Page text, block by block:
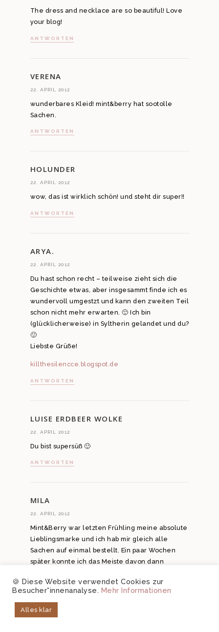
The dress and necklace are so beautiful! Love
your blog!
ANTWORTEN
VERENA
22. APRIL 2012
wunderbares Kleid! mint&berry hat sootolle
Sachen.
ANTWORTEN
HOLUNDER
22. APRIL 2012
wow, das ist wirklich schön! und steht dir super!!
ANTWORTEN
ARYA.
22. APRIL 2012
Du hast schon recht – teilweise zieht sich die
Geschichte etwas, aber insgesammt finde ich es
wundervoll umgestzt und kann den zweiten Teil
schon nicht mehr erwarten. 🙂 Ich bin
(glücklicherweise) in Syltherin gelandet und du?
🙂
Liebste Grüße!
killthesilencce.blogspot.de
ANTWORTEN
LUISE ERDBEER WOLKE
22. APRIL 2012
Du bist supersüß 🙂
ANTWORTEN
MILA
22. APRIL 2012
Mint&Berry war letzten Frühling meine absolute
Lieblingsmarke und ich hab mir gleich alle
Sachen auf einmal bestellt. Ein paar Wochen
später konnte ich das Meiste davon dann
aus, färben aus, verhängen sich und haben
allgemein einfach eine echt schlechte Qualität.
🙁 Ich war sooo super enttäuscht und hab grad
heute wieder einen Zalando Newsletter mit
🍪 Diese Website verwendet Cookies zur
Besucher*innenanalyse. Mehr Informationen
Alles klar